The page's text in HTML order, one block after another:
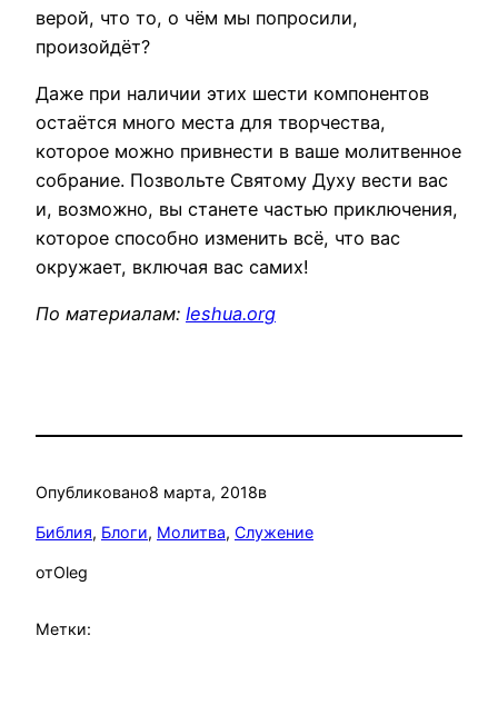
верой, что то, о чём мы попросили,
произойдёт?
Даже при наличии этих шести компонентов
остаётся много места для творчества,
которое можно привнести в ваше молитвенное
собрание. Позвольте Святому Духу вести вас
и, возможно, вы станете частью приключения,
которое способно изменить всё, что вас
окружает, включая вас самих!
По материалам: Ieshua.org
Опубликовано8 марта, 2018в
Библия, Блоги, Молитва, Служение
отOleg
Метки: